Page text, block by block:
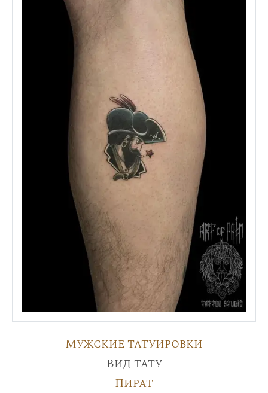
Мужские татуировки
Вид тату
Пират